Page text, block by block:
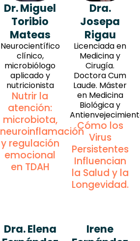
Dr. Miguel
Toribio
Mateas
Neurocientífico
clínico,
microbiólogo
aplicado y
nutricionista
Nutrir la
atención:
microbiota,
neuroinflamación
y regulación
emocional
en TDAH
Dra.
Josepa
Rigau
Licenciada en
Medicina y
Cirugía.
Doctora Cum
Laude. Máster
en Medicina
Biológica y
Cómo los
Virus
Persistentes
Influencian
la Salud y la
Longevidad.
Dra. Elena
Irene